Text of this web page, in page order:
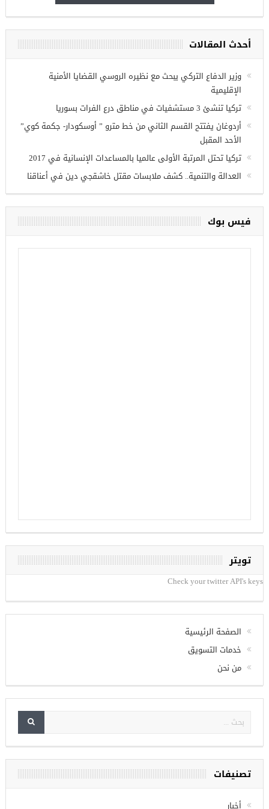
في
أحدث المقالات
وزير الدفاع التركي يبحث مع نظيره الروسي القضايا الأمنية
الإقليمية
تركيا تنشئ 3 مستشفيات في مناطق درع الفرات بسوريا
أردوغان يفتتح القسم الثاني من خط مترو ” أوسكودار- جكمة كوي”
الأحد المقبل
تركيا تحتل المرتبة الأولى عالميا بالمساعدات الإنسانية في 2017
العدالة والتنمية.. كشف ملابسات مقتل خاشقجي دين في أعناقنا
فيس بوك
تويتر
Check your twitter API's keys
الصفحة الرئيسية
خدمات التسويق
من نحن
تصنيفات
أخبار